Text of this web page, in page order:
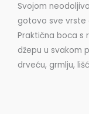
Svojom
gotovo sve vrste
Praktična boca s
džepu u svakom
drveću, grmlju,